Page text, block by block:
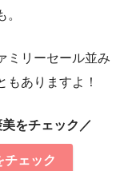
ミリーセール並み
もありますよ！
をチェック／
ェック